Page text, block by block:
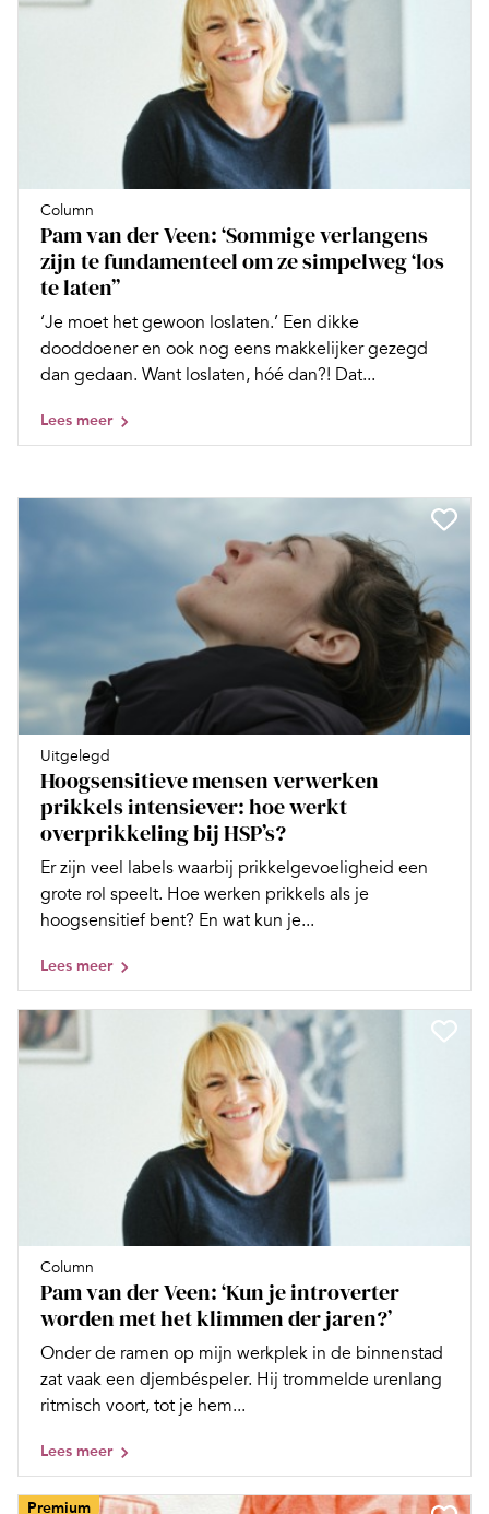
Column
Pam van der Veen: ‘Sommige verlangens
zijn te fundamenteel om ze simpelweg ‘los
te laten’’
‘Je moet het gewoon loslaten.’ Een dikke
dooddoener en ook nog eens makkelijker gezegd
dan gedaan. Want loslaten, hóé dan?! Dat...
Lees meer
Uitgelegd
Hoogsensitieve mensen verwerken
prikkels intensiever: hoe werkt
overprikkeling bij HSP’s?
Er zijn veel labels waarbij prikkelgevoeligheid een
grote rol speelt. Hoe werken prikkels als je
hoogsensitief bent? En wat kun je...
Lees meer
Column
Pam van der Veen: ‘Kun je introverter
worden met het klimmen der jaren?’
Onder de ramen op mijn werkplek in de binnenstad
zat vaak een djembéspeler. Hij trommelde urenlang
ritmisch voort, tot je hem...
Lees meer
Premium